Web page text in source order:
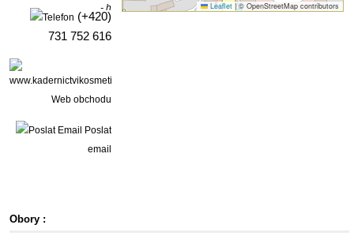
- h
(+420)
731 752 616
Web obchodu
Poslat
email
Leaflet |© OpenStreetMap contributors
Obory :